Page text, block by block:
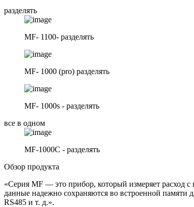
разделять
MF- 1100- разделять
MF- 1000 (pro) разделять
MF- 1000s - разделять
все в одном
MF-1000C - разделять
Обзор продукта
«Серия MF — это прибор, который измеряет расход
данные надежно сохраняются во встроенной памяти
RS485 и т. д.».